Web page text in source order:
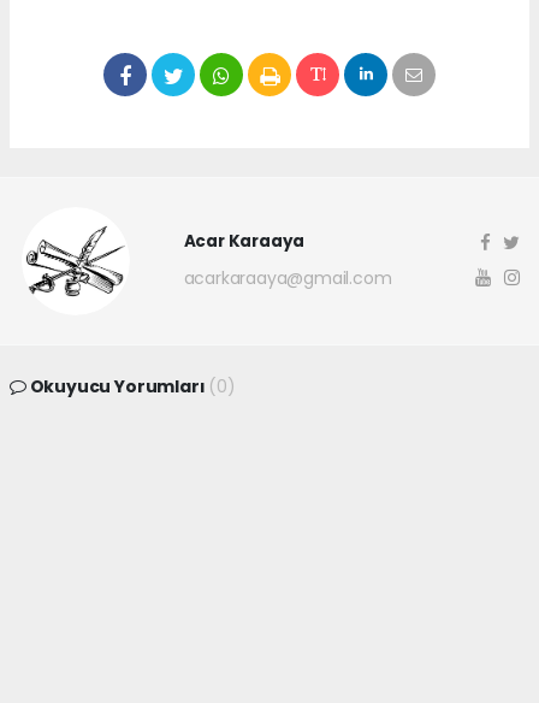
Acar Karaaya
acarkaraaya@gmail.com
Okuyucu Yorumları (0)